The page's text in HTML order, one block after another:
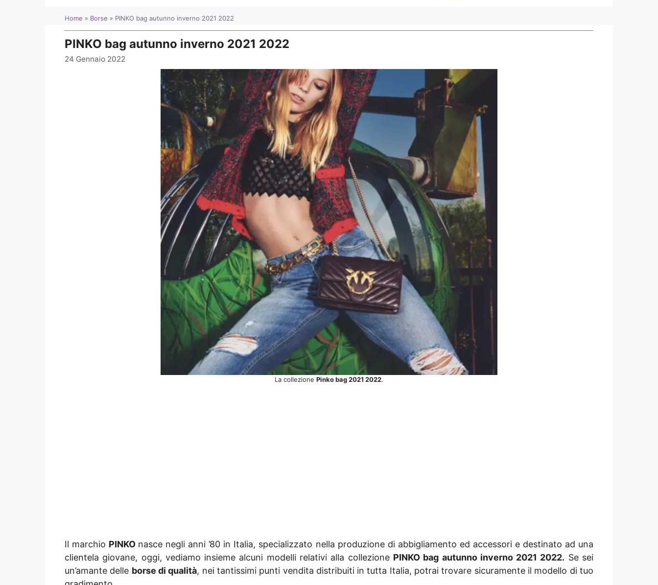
Home » Borse » PINKO bag autunno inverno 2021 2022
PINKO bag autunno inverno 2021 2022
24 Gennaio 2022
La collezione Pinko bag 2021 2022.
Il marchio PINKO nasce negli anni ’80 in Italia, specializzato nella produzione di abbigliamento ed accessori e destinato ad una
clientela giovane, oggi, vediamo insieme alcuni modelli relativi alla collezione PINKO bag autunno inverno 2021 2022. Se sei
un’amante delle borse di qualità, nei tantissimi punti vendita distribuiti in tutta Italia, potrai trovare sicuramente il modello di tuo